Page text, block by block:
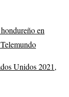
en
Unidos 2021,